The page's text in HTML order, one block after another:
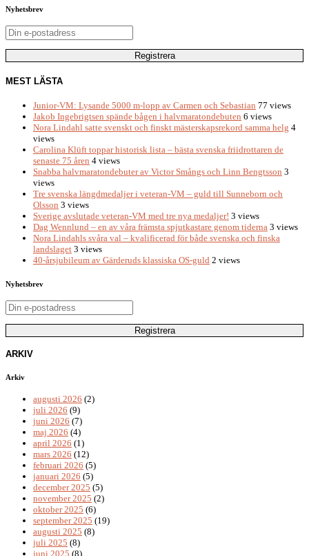
Nyhetsbrev
MEST LÄSTA
Junior-VM: Lysande 5000 m-lopp av Carmen och Sebastian 77 views
Jakob Ingebrigtsen spände bågen i halvmaratondebuten 6 views
Nora Lindahl satte svenskt och finskt mästerskapsrekord samma helg 4
views
Carolina Klüft toppar historisk lista – bästa svenska friidrottaren de
senaste 75 åren 4 views
Snabba halvmaratondebuter av Victor Smångs och Linn Bengtsson 3
views
Tre svenska längdmedaljer i veteran-VM – guld till Sunneborn och
Olsson 3 views
Sverige avslutade veteran-VM med tre nya medaljer! 3 views
Dag Wennlund – en av våra främsta spjutkastare genom tiderna 3 views
Nora Lindahls svåra val – kvalificerad för både svenska och finska
landslaget 3 views
40-årsjubileum av Gärderuds klassiska OS-guld 2 views
Nyhetsbrev
ARKIV
Arkiv
augusti 2026 (2)
juli 2026 (9)
juni 2026 (7)
maj 2026 (4)
april 2026 (1)
mars 2026 (12)
februari 2026 (5)
januari 2026 (5)
december 2025 (5)
november 2025 (2)
oktober 2025 (6)
september 2025 (19)
augusti 2025 (8)
juli 2025 (8)
juni 2025 (8)